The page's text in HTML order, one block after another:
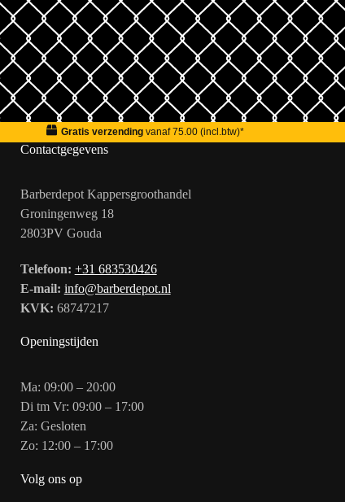
Gratis verzendingvanaf 75.00 (incl.btw)*
Contactgegevens
Barberdepot Kappersgroothandel
Groningenweg 18
2803PV Gouda
Telefoon: +31 683530426
E-mail: info@barberdepot.nl
KVK: 68747217
Openingstijden
Ma: 09:00 – 20:00
Di tm Vr: 09:00 – 17:00
Za: Gesloten
Zo: 12:00 – 17:00
Volg ons op